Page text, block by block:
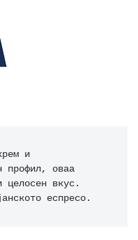
и
профил, оваа
целосен вкус.
еспресо.